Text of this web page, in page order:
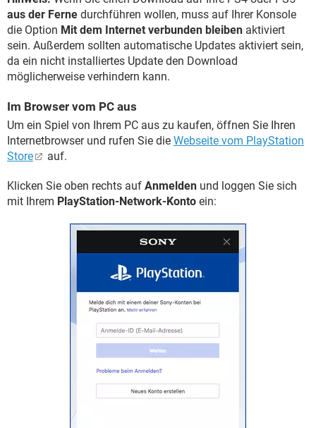
aus der Ferne durchführen wollen, muss auf Ihrer Konsole
die Option Mit dem Internet verbunden bleiben aktiviert
sein. Außerdem sollten automatische Updates aktiviert sein,
da ein nicht installiertes Update den Download
möglicherweise verhindern kann.
Im Browser vom PC aus
Um ein Spiel von Ihrem PC aus zu kaufen, öffnen Sie Ihren
Internetbrowser und rufen Sie die Webseite vom PlayStation
Store
auf.
Klicken Sie oben rechts auf Anmelden und loggen Sie sich
mit Ihrem PlayStation-Network-Konto ein: